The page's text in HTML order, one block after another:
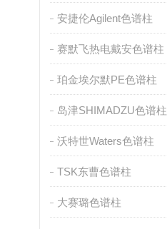
安捷伦Agilent色谱柱
赛默飞热电戴安色谱柱
珀金埃尔默PE色谱柱
岛津SHIMADZU色谱柱
沃特世Waters色谱柱
TSK东曹色谱柱
大赛璐色谱柱